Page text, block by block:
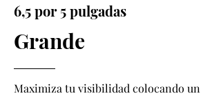
6,5 por 5 pulgadas
Grande
Maximiza tu visibilidad colocando un